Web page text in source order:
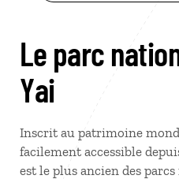
Le parc
Yai
Inscrit au patrimoine
facilement accessible
est le plus ancien des